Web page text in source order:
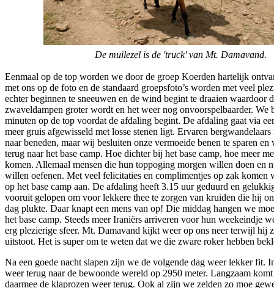
De muilezel is de 'truck' van Mt. Damavand.
Eenmaal op de top worden we door de groep Koerden hartelijk
met ons op de foto en de standaard groepsfoto’s worden met veel
echter beginnen te sneeuwen en de wind begint te draaien waardoor
zwaveldampen groter wordt en het weer nog onvoorspelbaarder. We
minuten op de top voordat de afdaling begint. De afdaling gaat via
meer gruis afgewisseld met losse stenen ligt. Ervaren
naar beneden, maar wij besluiten onze vermoeide benen te sparen
terug naar het base camp. Hoe dichter bij het base camp, hoe meer
komen. Allemaal mensen die hun toppoging morgen willen doen en
willen oefenen. Met veel felicitaties en complimentjes op zak komen
op het base camp aan. De afdaling heeft 3.15 uur geduurd en
vooruit gelopen om voor lekkere thee te zorgen van kruiden die hij
dag plukte. Daar knapt een mens van op! Die middag hangen we
het base camp. Steeds meer Iraniërs arriveren voor hun weekeindje
erg plezierige sfeer. Mt. Damavand kijkt weer op ons neer terwijl hij
uitstoot. Het is super om te weten dat we die zware roker hebben
Na een goede nacht slapen zijn we de volgende dag weer lekker fit.
weer terug naar de bewoonde wereld op 2950 meter. Langzaam
daarmee de klaprozen weer terug. Ook al zijn we zelden zo moe